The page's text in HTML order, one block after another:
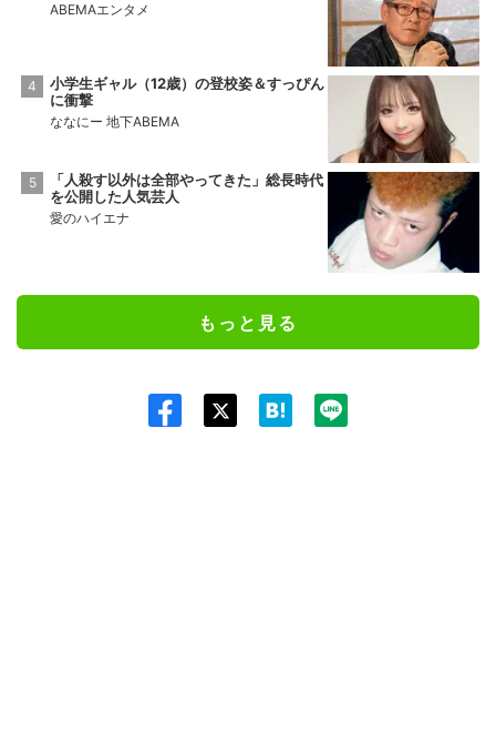
ABEMAエンタメ
小学生ギャル（12歳）の登校姿＆すっぴん
に衝撃
ななにー 地下ABEMA
「人殺す以外は全部やってきた」総長時代
を公開した人気芸人
愛のハイエナ
もっと見る